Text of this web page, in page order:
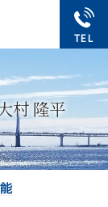
村 隆平